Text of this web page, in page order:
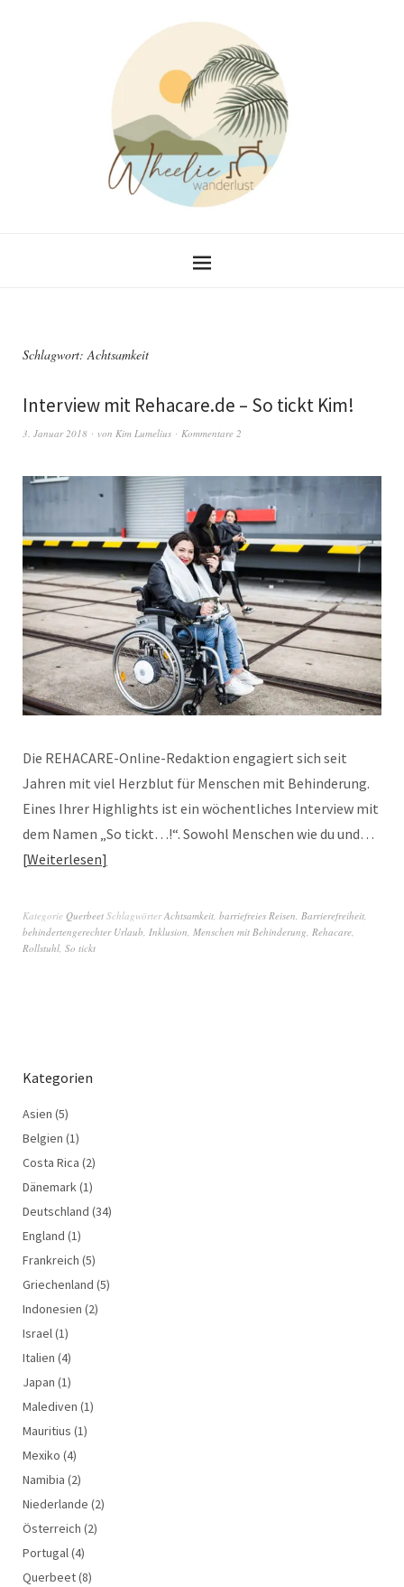
Schlagwort: Achtsamkeit
Interview mit Rehacare.de – So tickt Kim!
3. Januar 2018 von Kim Lumelius Kommentare 2
Die REHACARE-Online-Redaktion engagiert sich seit
Jahren mit viel Herzblut für Menschen mit Behinderung.
Eines Ihrer Highlights ist ein wöchentliches Interview mit
dem Namen „So tickt…!“. Sowohl Menschen wie du und…
Weiterlesen
Kategorie Querbeet SchlagwörterAchtsamkeit, barriefreies Reisen, Barrierefreiheit,
behindertengerechter Urlaub, Inklusion, Menschen mit Behinderung, Rehacare,
Rollstuhl, So tickt
Kategorien
Asien (5)
Belgien (1)
Costa Rica (2)
Dänemark(1)
Deutschland (34)
England (1)
Frankreich (5)
Griechenland (5)
Indonesien (2)
Israel(1)
Italien (4)
Japan (1)
Malediven (1)
Mauritius (1)
Mexiko (4)
Namibia (2)
Niederlande (2)
Österreich (2)
Portugal(4)
Querbeet(8)